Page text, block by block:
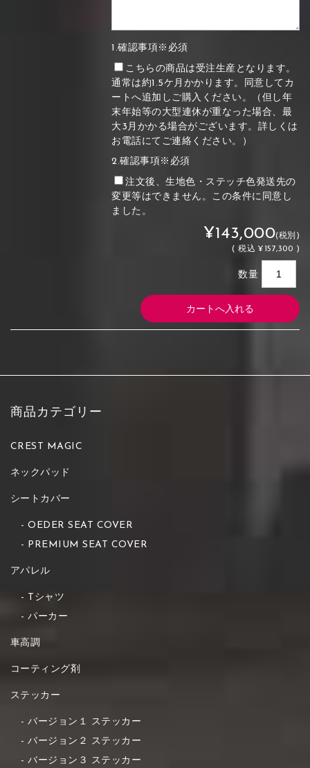
1.確認事項※必須
こちらの商品は受注生産となります。
通常は約1.5ケ月かかります。同意してカ
ートへ追加しご購入ください。（但し年
末年始等の大型連休が重なった場合、最
大3月かかる場合がございます。詳しくは
お電話にてご連絡ください。）
2.確認事項※必須
注文後、生地色・ステッチ色発送先の
変更等はできません。この条件に同意し
ました。
¥143,000(税別)
(税込 ¥157,300 )
数量
商品カテゴリー
CREST MAGIC
ネックパッド
シートカバー
OEDER SEAT COVER
PREMIUM SEAT COVER
アパレル
Tシャツ
パーカー
車高調
コーティング剤
ステッカー
バージョン１ ステッカー
バージョン２ ステッカー
バージョン３ ステッカー